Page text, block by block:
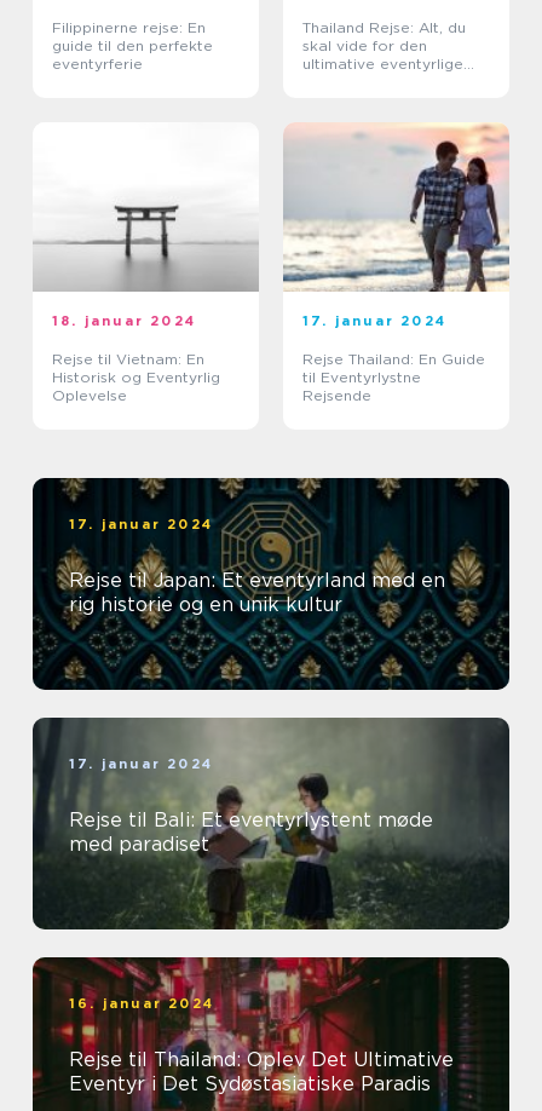
Filippinerne rejse: En
guide til den perfekte
eventyrferie
Thailand Rejse: Alt, du
skal vide for den
ultimative eventyrlige
18. januar 2024
Rejse til Vietnam: En
Historisk og Eventyrlig
Oplevelse
17. januar 2024
Rejse Thailand: En Guide
til Eventyrlystne
Rejsende
17. januar 2024
Rejse til Japan: Et eventyrland med en
rig historie og en unik kultur
17. januar 2024
Rejse til Bali: Et eventyrlystent møde
med paradiset
16. januar 2024
Rejse til Thailand: Oplev Det Ultimative
Eventyr i Det Sydøstasiatiske Paradis